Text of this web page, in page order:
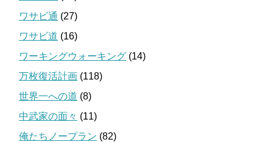
ワサビ通 (27)
ワサビ道 (16)
ワーキングウォーキング (14)
万枚復活計画 (118)
世界一への道 (8)
中武家の面々 (11)
俺たちノープラン (82)